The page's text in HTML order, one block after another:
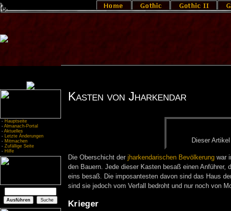
- Hauptseite
- Almanach-Portal
- Aktuelles
- Letzte Änderungen
- Mitmachen
- Zufällige Seite
- Hilfe
Kasten von Jharkendar
Die­ser
Die Oberschicht der jharkendarischen Bevölkerungwar
den Bauern. Jede dieser Kasten besaß einen Anführer,
eins besaß. Die imposantesten davon sind das Haus
sind sie jedoch vom Verfall bedroht und nur noch von
Krieger